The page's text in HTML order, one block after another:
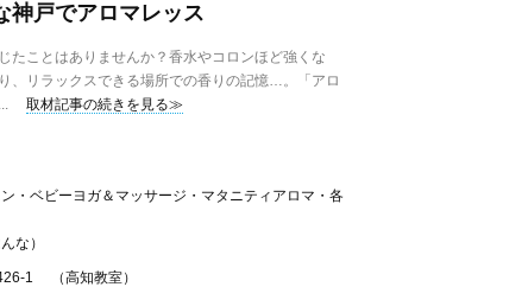
神戸でアロマレッス
ことはありませんか？香水やコロンほど強くな
、リラックスできる場所での香りの記憶…。「アロ
取材記事の続きを見る≫
・ベビーヨガ＆マッサージ・マタニティアロマ・各
な）
1 （高知教室）